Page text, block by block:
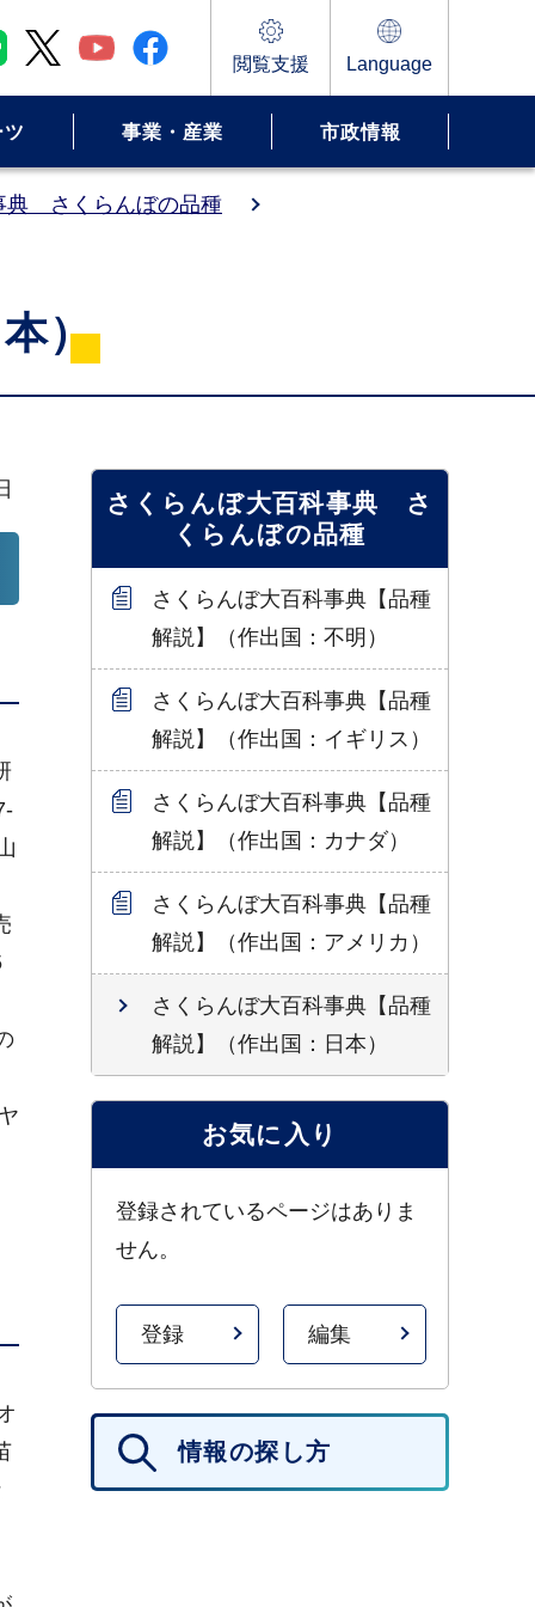
閲覧支援 Language
事業・産業 市政情報
典 さくらんぼの品種
）
さくらんぼ大百科事典 さ
くらんぼの品種
さくらんぼ大百科事典【品種
解説】（作出国：不明）
さくらんぼ大百科事典【品種
解説】（作出国：イギリス）
さくらんぼ大百科事典【品種
解説】（作出国：カナダ）
さくらんぼ大百科事典【品種
解説】（作出国：アメリカ）
さくらんぼ大百科事典【品種
解説】（作出国：日本）
お気に入り
登録されているページはありま
せん。
登録 編集
情報の探し方